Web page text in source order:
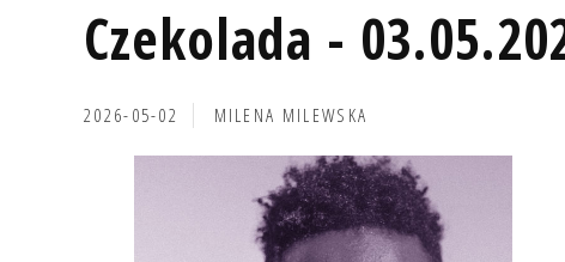
Czekolada -
2026-05-02 MILENA MILEWSKA